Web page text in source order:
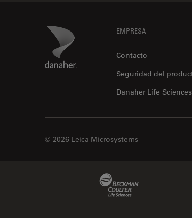
Danaher Logo EMPRESA
Contacto
Seguridad del
Danaher Life Sciences
© 2026 Leica Microsystems